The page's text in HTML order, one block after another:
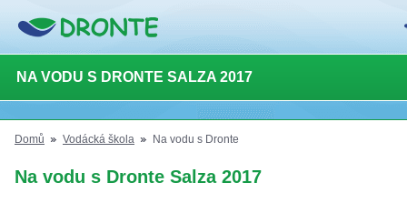
NA VODU S DRONTE SALZA 2017
Domů Vodácká škola Na vodu s Dronte
Na vodu s Dronte Salza 2017